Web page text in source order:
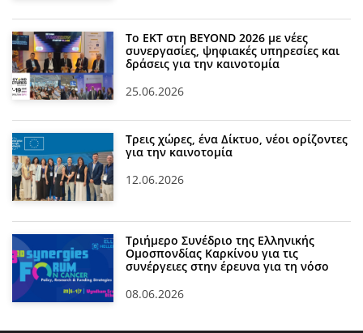
Το ΕΚΤ στη BEYOND 2026 με νέες
συνεργασίες, ψηφιακές υπηρεσίες και
δράσεις για την καινοτομία
25.06.2026
Τρεις χώρες, ένα Δίκτυο, νέοι ορίζοντες
για την καινοτομία
12.06.2026
Τριήμερο Συνέδριο της Ελληνικής
Ομοσπονδίας Καρκίνου για τις
συνέργειες στην έρευνα για τη νόσο
08.06.2026